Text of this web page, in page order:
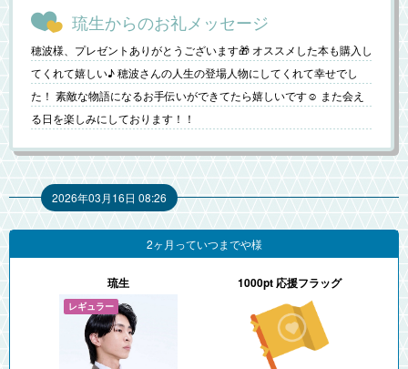
琉生からのお礼メッセージ
穂波様、プレゼントありがとうございます🎁 オススメした本も購入し
てくれて嬉しい♪ 穂波さんの人生の登場人物にしてくれて幸せでし
た！ 素敵な物語になるお手伝いができてたら嬉しいです☺️ また会え
る日を楽しみにしております！！
2026年03月16日 08:26
2ヶ月っていつまでや様
琉生 1000pt 応援フラッグ